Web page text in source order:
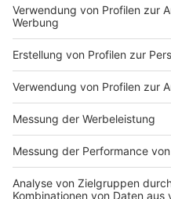
Martin Bültmann von der
möglicherweise
haben könnten.
Die Feuerwehr rechnet
weil es nicht so einfach
Kontrolle zu kriegen. Die
und das macht das
muss ein Bagger kommen,
Flammen kommt.